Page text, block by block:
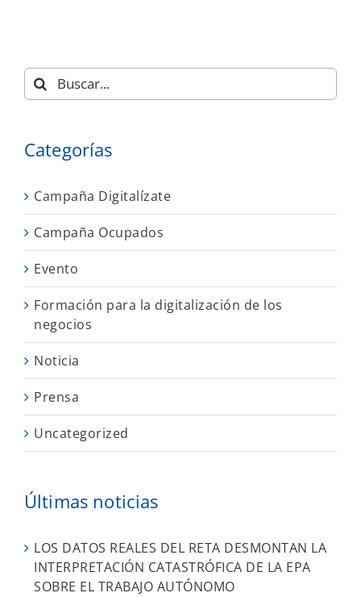
Buscar:
Categorías
Campaña Digitalízate
Campaña Ocupados
Evento
Formación para la digitalización de los
negocios
Noticia
Prensa
Uncategorized
Últimas noticias
LOS DATOS REALES DEL RETA DESMONTAN LA
INTERPRETACIÓN CATASTRÓFICA DE LA EPA
SOBRE EL TRABAJO AUTÓNOMO